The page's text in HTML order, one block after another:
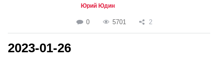
Юрий Юдин
0 5701 2
2023-01-26